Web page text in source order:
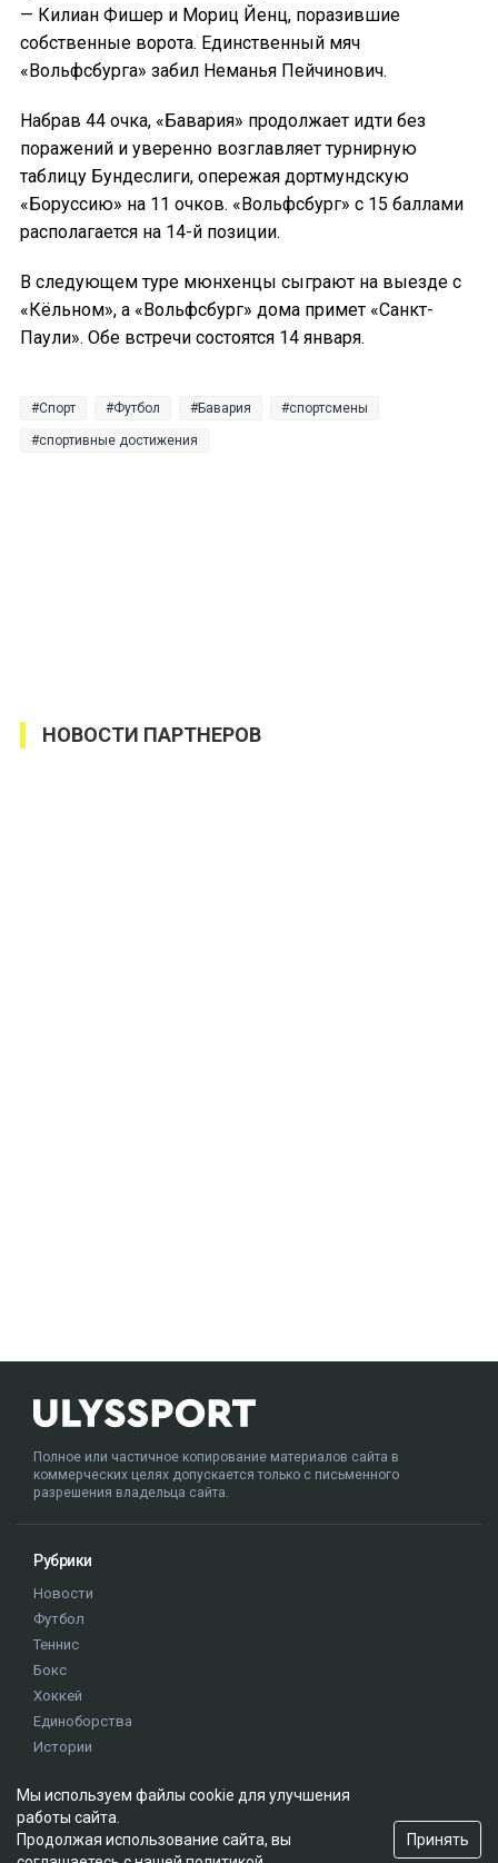
— Килиан Фишер и Мориц Йенц, поразившие
собственные ворота. Единственный мяч
«Вольфсбурга» забил Неманья Пейчинович.
Набрав 44 очка, «Бавария» продолжает идти без
поражений и уверенно возглавляет турнирную
таблицу Бундеслиги, опережая дортмундскую
«Боруссию» на 11 очков. «Вольфсбург» с 15 баллами
располагается на 14-й позиции.
В следующем туре мюнхенцы сыграют на выезде с
«Кёльном», а «Вольфсбург» дома примет «Санкт-
Паули». Обе встречи состоятся 14 января.
Спорт Футбол Бавария спортсмены
спортивные достижения
НОВОСТИ ПАРТНЕРОВ
Полное или частичное копирование материалов сайта в
коммерческих целях допускается только с письменного
разрешения владельца сайта.
Рубрики
Новости
Футбол
Теннис
Бокс
Хоккей
Единоборства
Истории
Редакция
Мы используем файлы cookie для улучшения
работы сайта.
Продолжая использование сайта, вы
Принять